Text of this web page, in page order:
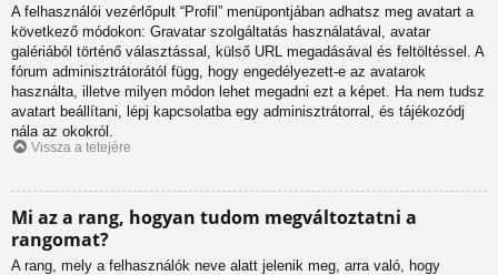
A felhasználói vezérlőpult “Profil” menüpontjában adhatsz meg avatart a
következő módokon: Gravatar szolgáltatás használatával, avatar
galériából történő választással, külső URL megadásával és feltöltéssel. A
fórum adminisztrátorától függ, hogy engedélyezett-e az avatarok
használta, illetve milyen módon lehet megadni ezt a képet. Ha nem tudsz
avatart beállítani, lépj kapcsolatba egy adminisztrátorral, és tájékozódj
nála az okokról.
Vissza a tetejére
Mi az a rang, hogyan tudom megváltoztatni a
rangomat?
A rang, mely a felhasználók neve alatt jelenik meg, arra való, hogy